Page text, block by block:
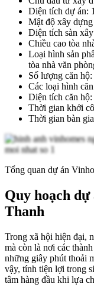
Diện tích dự án:
Mật độ xây
Diện tích sàn
Chiều cao tòa
Loại hình sản
tòa nhà văn
Số lượng căn
Các loại hình
Diện tích căn
Thời gian khởi
Thời gian bàn
Tổng quan dự án
Quy hoạch
Thanh
Trong xã hội hiện đại,
mà còn là nơi các
những giây phút thoải
vậy, tính tiện lợi trong
tâm hàng đầu khi lựa